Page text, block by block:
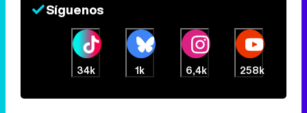
Síguenos
34k 1k 6,4k 258k